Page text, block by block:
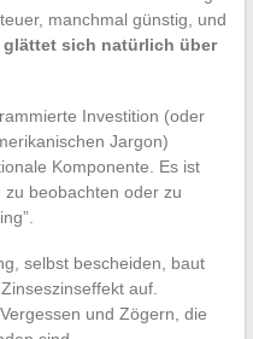
manchmal günstig, und
sich natürlich über
Investition (oder
Jargon)
Komponente. Es ist
beobachten oder zu
selbst bescheiden, baut
auf.
und Zögern, die